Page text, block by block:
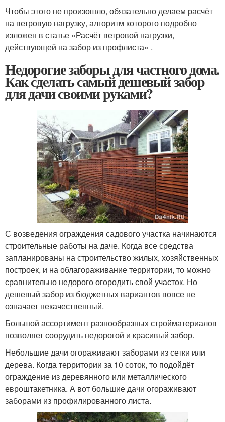
Чтобы этого не произошло, обязательно делаем расчёт
на ветровую нагрузку, алгоритм которого подробно
изложен в статье «Расчёт ветровой нагрузки,
действующей на забор из профлиста» .
Недорогие заборы для частного дома.
Как сделать самый дешевый забор
для дачи своими руками?
С возведения ограждения садового участка начинаются
строительные работы на даче. Когда все средства
запланированы на строительство жилых, хозяйственных
построек, и на облагораживание территории, то можно
сравнительно недорого огородить свой участок. Но
дешевый забор из бюджетных вариантов вовсе не
означает некачественный.
Большой ассортимент разнообразных стройматериалов
позволяет соорудить недорогой и красивый забор.
Небольшие дачи огораживают заборами из сетки или
дерева. Когда территории за 10 соток, то подойдёт
ограждение из деревянного или металлического
евроштакетника. А вот большие дачи огораживают
заборами из профилированного листа.